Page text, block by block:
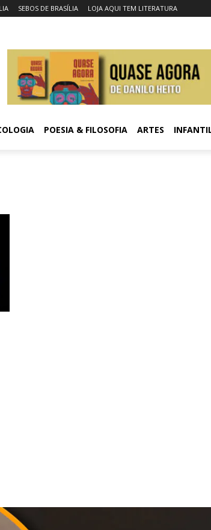
SEBOS DE BRASÍLIA LOJA AQUI TEM LITERATURA
POESIA & FILOSOFIA ARTES